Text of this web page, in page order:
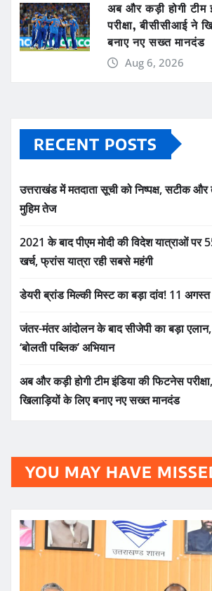
अब और कड़ी होगी टीम
परीक्षा, बीसीसीआई ने
बनाए नए सख्त मानदंड
Aug 6, 2026
RECENT POSTS
उत्तराखंड में मतदाता सूची को निष्पक्ष, सटीक और
मुहिम तेज
2021 के बाद पीएम मोदी की विदेश यात्राओं पर
खर्च, फ्रांस यात्रा रही सबसे महंगी
डेयरी ब्रांड मिल्की मिस्ट का बड़ा दांव! 11
जंतर-मंतर आंदोलन के बाद सीजेपी का बड़ा
‘बोलती पब्लिक’ अभियान
अब और कड़ी होगी टीम इंडिया की फिटनेस
खिलाड़ियों के लिए बनाए नए सख्त मानदंड
YOU MAY HAVE